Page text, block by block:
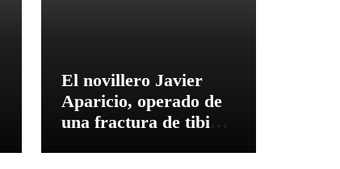
El novillero Javier
Aparicio, operado de
una fractura de tibia y